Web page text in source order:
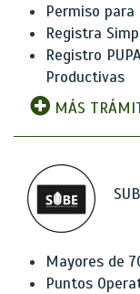
Permiso para
Registra
Registro
Productivas
MÁS
Mayores de
Puntos